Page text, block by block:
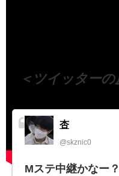
＜ツイッターの
杏
@skznic0
Mステ中継かなー